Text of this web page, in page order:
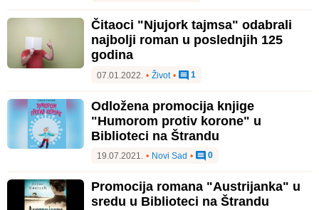
Čitaoci "Njujork tajmsa" odabrali
najbolji roman u poslednjih 125
godina
07.01.2022. • Život • 1
Odložena promocija knjige
"Humorom protiv korone" u
Biblioteci na Štrandu
19.07.2021. • Novi Sad • 0
Promocija romana "Austrijanka" u
sredu u Biblioteci na Štrandu